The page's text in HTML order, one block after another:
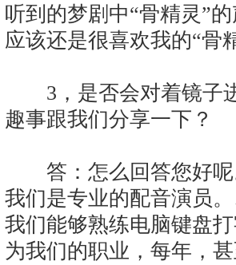
听到的梦剧中“骨精灵”
应该还是很喜欢我的“骨
3，是否会对着镜子进
趣事跟我们分享一下？
答：怎么回答您好呢
我们是专业的配音演员
我们能够熟练电脑键盘
为我们的职业，每年，